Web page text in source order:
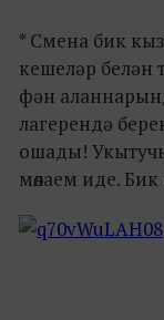
* Смена бик
кешеләр
фән
лагерендә
ошады!
мөлаем иде.